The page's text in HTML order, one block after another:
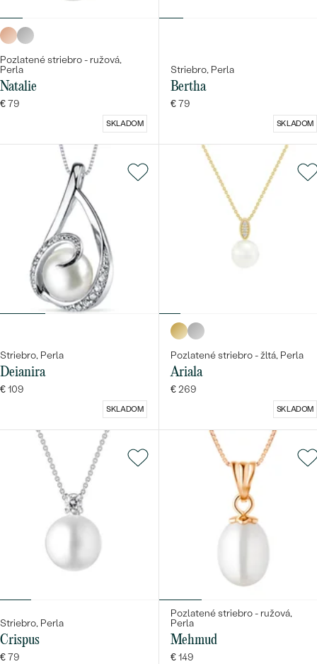
Pozlatené striebro - ružová,
Perla
Natalie
€ 79
SKLADOM
Striebro, Perla
Bertha
€ 79
SKLADOM
Striebro, Perla
Deianira
€ 109
SKLADOM
Pozlatené striebro - žltá, Perla
Ariala
€ 269
SKLADOM
Striebro, Perla
Crispus
€ 79
Pozlatené striebro - ružová,
Perla
Mehmud
€ 149